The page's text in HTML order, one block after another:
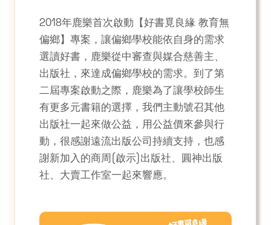
2018年鹿樂首次啟動【好書覓良緣 教育無
偏鄉】專案，讓偏鄉學校能依自身的需求
選讀好書，鹿樂從中審查與媒合慈善主、
出版社，來達成偏鄉學校的需求。到了第
二屆專案啟動之際，鹿樂為了讓學校師生
有更多元書籍的選擇，我們主動號召其他
出版社一起來做公益，用公益價來參與行
動，很感謝遠流出版公司持續支持，也感
謝新加入的商周(啟示)出版社、圓神出版
社、大賣工作室一起來響應。